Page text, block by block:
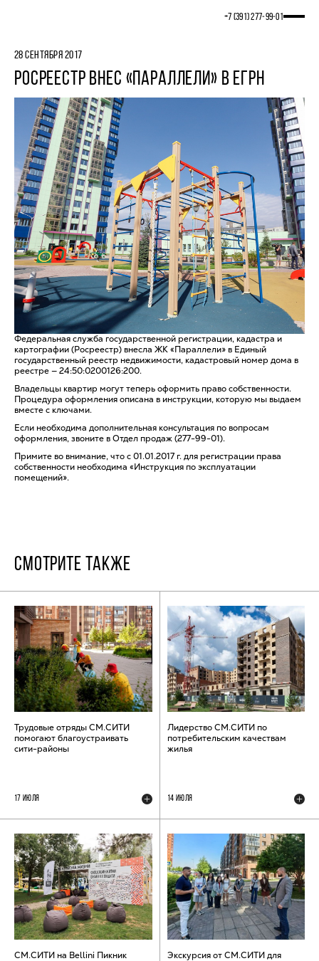
+7 (391) 277‒99‒01
28 СЕНТЯБРЯ 2017
РОСРЕЕСТР ВНЕС «ПАРАЛЛЕЛИ» В ЕГРН
Федеральная служба государственной регистрации, кадастра и
картографии (Росреестр) внесла ЖК «Параллели» в Единый
государственный реестр недвижимости, кадастровый номер дома в
реестре — 24:50:0200126:200.
Владельцы квартир могут теперь оформить право собственности.
Процедура оформления описана в инструкции, которую мы выдаем
вместе с ключами.
Если необходима дополнительная консультация по вопросам
оформления, звоните в Отдел продаж (277-99-01).
Примите во внимание, что с 01.01.2017 г. для регистрации права
собственности необходима «Инструкция по эксплуатации
помещений».
СМОТРИТЕ ТАКЖЕ
Трудовые отряды СМ.СИТИ
помогают благоустраивать
сити-районы
17 ИЮЛЯ
Лидерство СМ.СИТИ по
потребительским качествам
жилья
14 ИЮЛЯ
СМ.СИТИ на Bellini Пикник
Экскурсия от СМ.СИТИ для